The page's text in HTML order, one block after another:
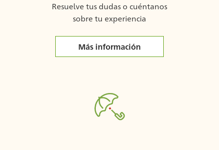
Resuelve tus dudas o cuéntanos
sobre tu experiencia
Más información